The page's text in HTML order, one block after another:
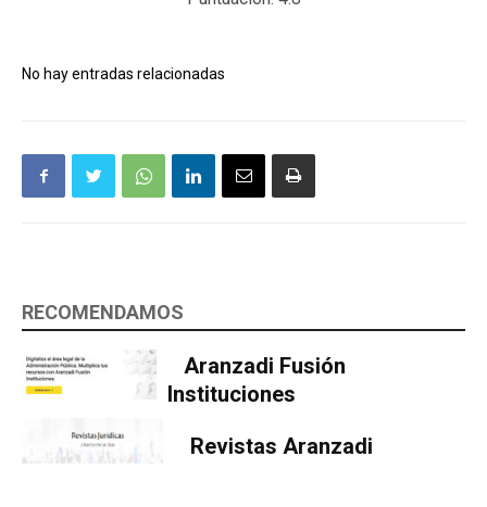
No hay entradas relacionadas
RECOMENDAMOS
Aranzadi Fusión
Instituciones
Revistas Aranzadi